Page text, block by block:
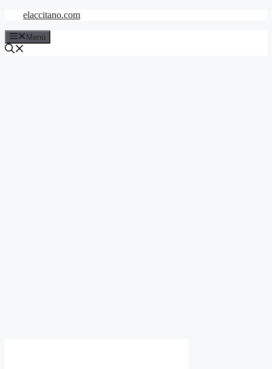
Saltar
contenido
elaccitano.com
Menú